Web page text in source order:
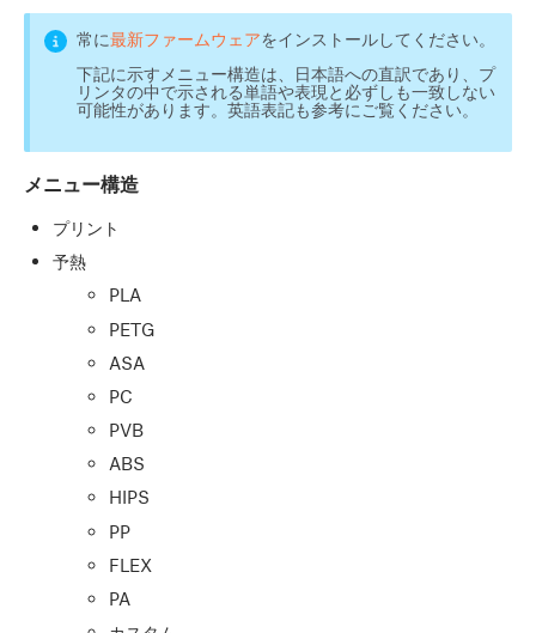
常に最新ファームウェアをインストールしてください。
下記に示すメニュー構造は、日本語への直訳であり、プ
リンタの中で示される単語や表現と必ずしも一致しない
可能性があります。英語表記も参考にご覧ください。
メニュー構造
プリント
予熱
PLA
PETG
ASA
PC
PVB
ABS
HIPS
PP
FLEX
PA